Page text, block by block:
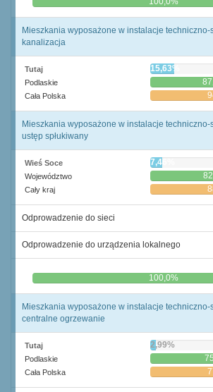
Mieszkania wyposażone w instalacje techniczno-
kanalizacja
Tutaj 15,63%
Podlaskie
Cała Polska
Mieszkania wyposażone w instalacje techniczno-
ustęp spłukiwany
Wieś Soce 7,46%
Województwo
Cały kraj
Odprowadzenie do sieci
Odprowadzenie do urządzenia lokalnego
0,0% 100,0%
Mieszkania wyposażone w instalacje techniczno-
centralne ogrzewanie
Tutaj 2,99%
Podlaskie
Cała Polska